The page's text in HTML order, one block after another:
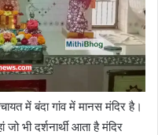
में बंदा गांव में मानस मंदिर है।
भी दर्शनार्थी आता है मंदिर